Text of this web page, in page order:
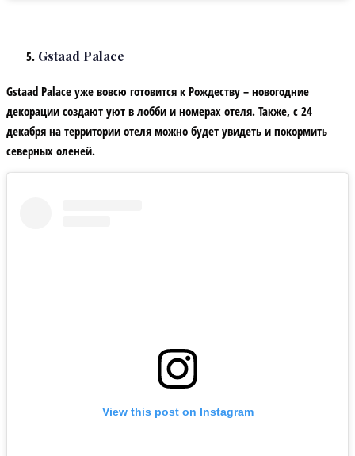
Gstaad Palace
Gstaad Palace уже вовсю готовится к Рождеству – новогодние
декорации создают уют в лобби и номерах отеля. Также, с 24
декабря на территории отеля можно будет увидеть и покормить
северных оленей.
View this post on Instagram